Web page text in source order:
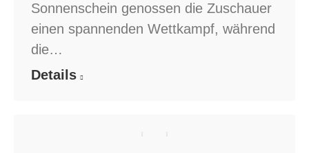
Sonnenschein genossen die Zuschauer
einen spannenden Wettkampf, während
die…
Details